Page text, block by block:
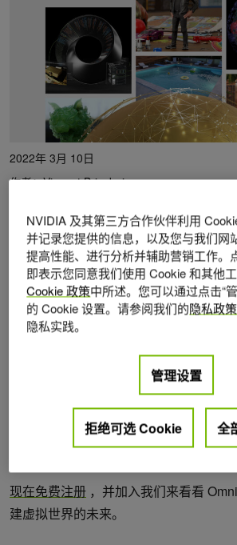
2022年 3月 10日
作者：Vincent Brisebois
NVIDIA Omniverse继续改变开发者、
在世界各地的工作流程，还有更多的工
Omniverse 在 3 月 21 日开幕的NVIDIA
能。
、 sessions 和其他
人员如何使用 Omniverse 为虚拟世界构
工具。有一个课程供任何有兴趣了解该
议期间，深入进行技术学习或面对面分
.或与社区建立联系Omniverse
现在免费注册 ，并加入我们来看看
建虚拟世界的未来。
NVIDIA 及其第三方合作伙伴利用
并记录您提供的信息，以及您与我们网
提高性能、进行分析并辅助营销工作。点
即表示您同意我们使用 Cookie 和其他
Cookie 政策中所述。您可以通过点击“
的 Cookie 设置。请参阅我们的隐私政策
隐私实践。
管理设置
拒绝可选 Cookie 全